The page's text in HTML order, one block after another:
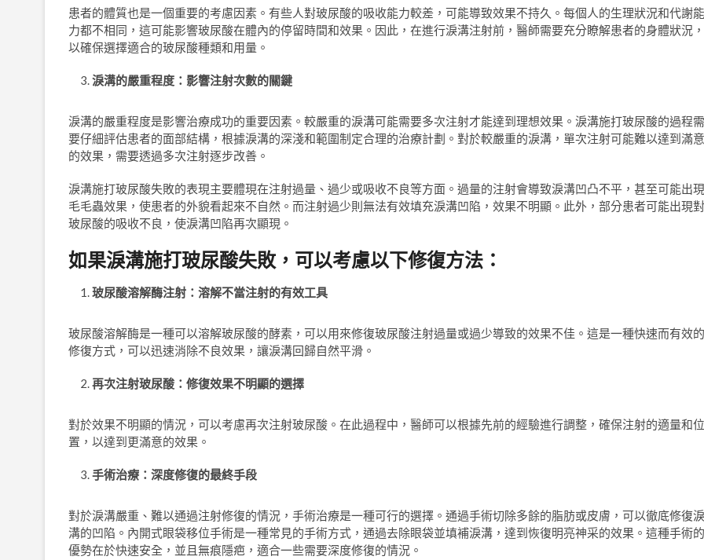
患者的體質也是一個重要的考慮因素。有些人對玻尿酸的吸收能力較差，可能導致效果不持久。每個人的生理狀況和代謝能
力都不相同，這可能影響玻尿酸在體內的停留時間和效果。因此，在進行淚溝注射前，醫師需要充分瞭解患者的身體狀況，
以確保選擇適合的玻尿酸種類和用量。
淚溝的嚴重程度：影響注射次數的關鍵
淚溝的嚴重程度是影響治療成功的重要因素。較嚴重的淚溝可能需要多次注射才能達到理想效果。淚溝施打玻尿酸的過程需
要仔細評估患者的面部結構，根據淚溝的深淺和範圍制定合理的治療計劃。對於較嚴重的淚溝，單次注射可能難以達到滿意
的效果，需要透過多次注射逐步改善。
淚溝施打玻尿酸失敗的表現主要體現在注射過量、過少或吸收不良等方面。過量的注射會導致淚溝凹凸不平，甚至可能出現
毛毛蟲效果，使患者的外貌看起來不自然。而注射過少則無法有效填充淚溝凹陷，效果不明顯。此外，部分患者可能出現對
玻尿酸的吸收不良，使淚溝凹陷再次顯現。
如果淚溝施打玻尿酸失敗，可以考慮以下修復方法：
玻尿酸溶解酶注射：溶解不當注射的有效工具
玻尿酸溶解酶是一種可以溶解玻尿酸的酵素，可以用來修復玻尿酸注射過量或過少導致的效果不佳。這是一種快速而有效的
修復方式，可以迅速消除不良效果，讓淚溝回歸自然平滑。
再次注射玻尿酸：修復效果不明顯的選擇
對於效果不明顯的情況，可以考慮再次注射玻尿酸。在此過程中，醫師可以根據先前的經驗進行調整，確保注射的適量和位
置，以達到更滿意的效果。
手術治療：深度修復的最終手段
對於淚溝嚴重、難以通過注射修復的情況，手術治療是一種可行的選擇。通過手術切除多餘的脂肪或皮膚，可以徹底修復淚
溝的凹陷。內開式眼袋移位手術是一種常見的手術方式，通過去除眼袋並填補淚溝，達到恢復明亮神采的效果。這種手術的
優勢在於快速安全，並且無痕隱疤，適合一些需要深度修復的情況。